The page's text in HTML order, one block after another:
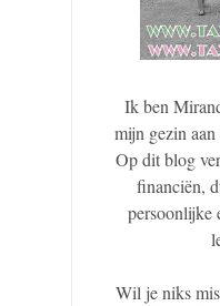
Ik ben
mijn gezin
Op dit blog
financiën,
persoonlijke
Wil je niks